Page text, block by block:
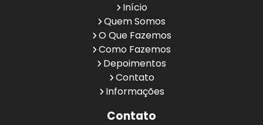
Início
Quem Somos
O Que Fazemos
Como Fazemos
Depoimentos
Contato
Informações
Contato